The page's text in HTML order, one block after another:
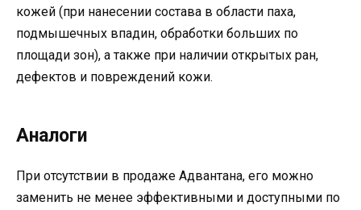
кожей (при нанесении состава в области паха,
подмышечных впадин, обработки больших по
площади зон), а также при наличии открытых ран,
дефектов и повреждений кожи.
Аналоги
При отсутствии в продаже Адвантана, его можно
заменить не менее эффективными и доступными по